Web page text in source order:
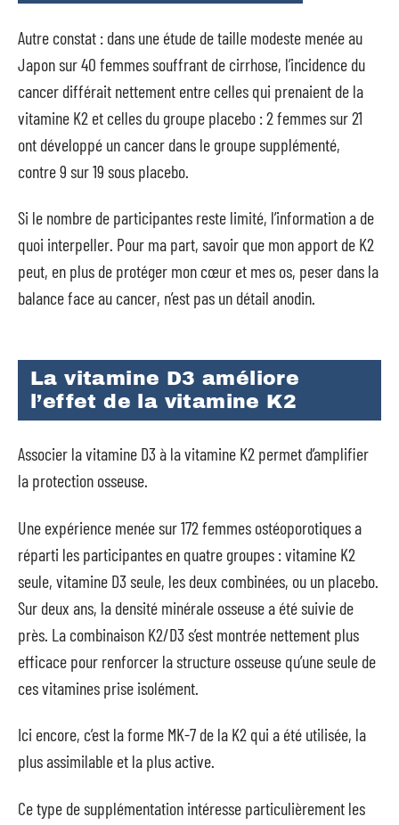
Autre constat : dans une étude de taille modeste menée au
Japon sur 40 femmes souffrant de cirrhose, l’incidence du
cancer différait nettement entre celles qui prenaient de la
vitamine K2 et celles du groupe placebo : 2 femmes sur 21
ont développé un cancer dans le groupe supplémenté,
contre 9 sur 19 sous placebo.
Si le nombre de participantes reste limité, l’information a de
quoi interpeller. Pour ma part, savoir que mon apport de K2
peut, en plus de protéger mon cœur et mes os, peser dans la
balance face au cancer, n’est pas un détail anodin.
La vitamine D3 améliore
l’effet de la vitamine K2
Associer la vitamine D3 à la vitamine K2 permet d’amplifier
la protection osseuse.
Une expérience menée sur 172 femmes ostéoporotiques a
réparti les participantes en quatre groupes : vitamine K2
seule, vitamine D3 seule, les deux combinées, ou un placebo.
Sur deux ans, la densité minérale osseuse a été suivie de
près. La combinaison K2/D3 s’est montrée nettement plus
efficace pour renforcer la structure osseuse qu’une seule de
ces vitamines prise isolément.
Ici encore, c’est la forme MK-7 de la K2 qui a été utilisée, la
plus assimilable et la plus active.
Ce type de supplémentation intéresse particulièrement les